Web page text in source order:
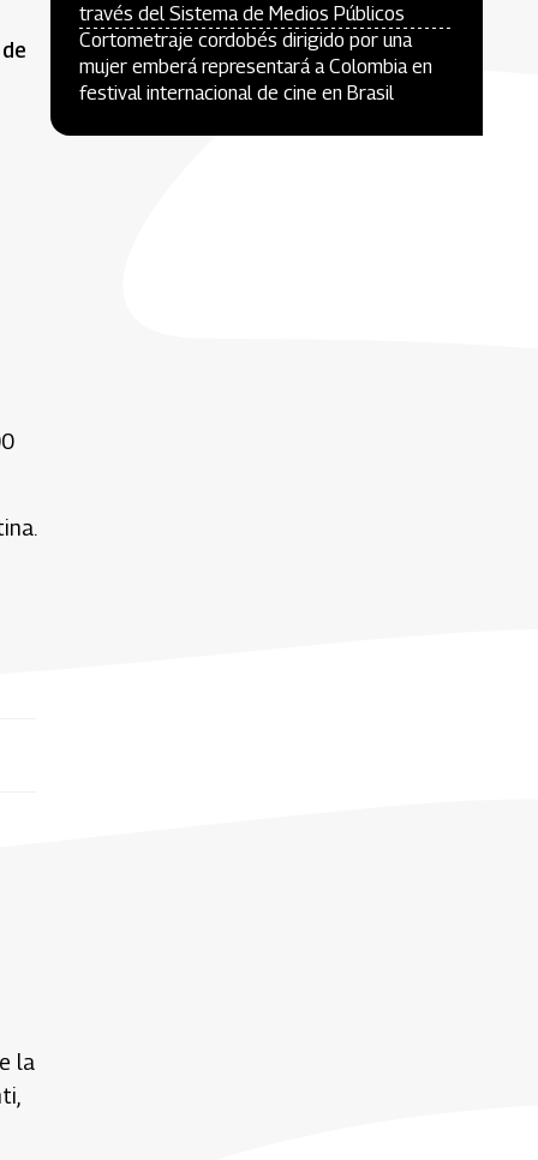
la
través del Sistema de Medios Públicos
Cortometraje cordobés dirigido por una
mujer emberá representará a Colombia en
festival internacional de cine en Brasil